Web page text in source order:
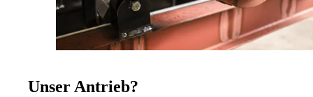
Unser Antrieb?